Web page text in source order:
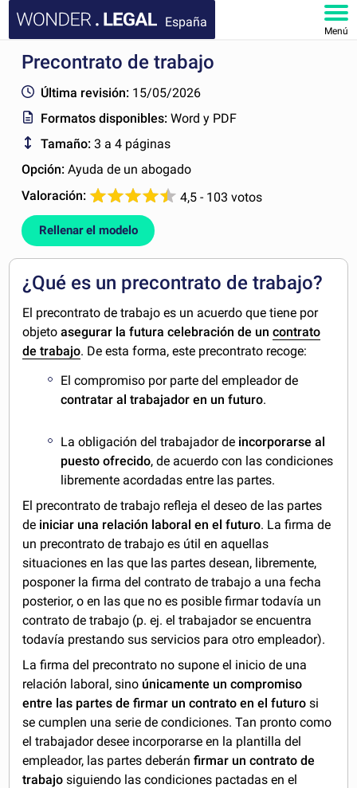
España
Menú
INICIO
DOCUMENTOS
FAQ
Precontrato de trabajo
Última revisión: 15/05/2026
Formatos disponibles:Word y PDF
Tamaño: 3 a 4 páginas
Opción:Ayuda de un abogado
Valoración:
4,5 - 103 votos
Rellenar el modelo
¿Qué es un precontrato de trabajo?
El precontrato de trabajo es un acuerdo que tiene por
objeto asegurar la futura celebración de uncontrato
de trabajo. De esta forma, este precontrato recoge:
El compromiso por parte del empleador de
contratar al trabajador en un futuro.
La obligación del trabajador de incorporarse al
puesto ofrecido, de acuerdo con las condiciones
libremente acordadas entre las partes.
El precontrato de trabajo refleja el deseo de las partes
de iniciar una relación laboral en el futuro. La firma de
un precontrato de trabajo es útil en aquellas
situaciones en las que las partes desean, libremente,
posponer la firma del contrato de trabajo a una fecha
posterior, o en las que no es posible firmar todavía un
contrato de trabajo (p. ej. el trabajador se encuentra
todavía prestando sus servicios para otro empleador).
La firma del precontrato no supone el inicio de una
relación laboral, sino únicamente un compromiso
entre las partes de firmar un contrato en el futuro si
se cumplen una serie de condiciones. Tan pronto como
el trabajador desee incorporarse en la plantilla del
empleador, las partes deberán firmar un contrato de
trabajo siguiendo las condiciones pactadas en el